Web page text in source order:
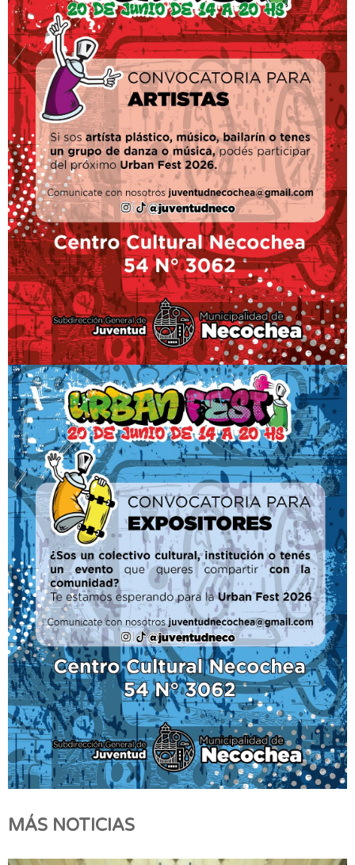
MÁS NOTICIAS